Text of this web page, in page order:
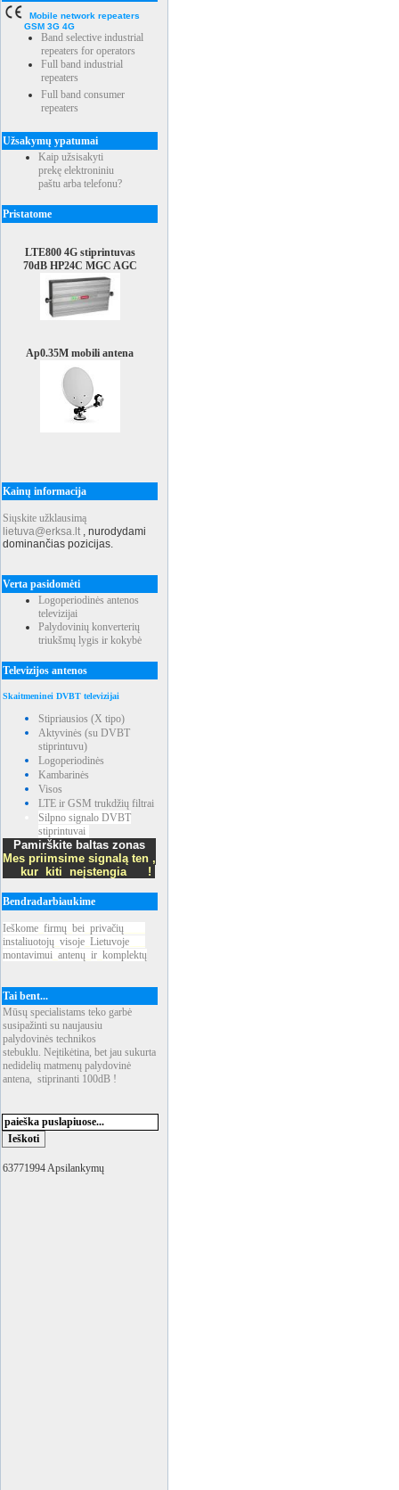
Mobile network repeaters
GSM 3G 4G
Band selective industrial
repeaters for operators
Full band industrial
repeaters
Full band consumer
repeaters
Užsakymų ypatumai
Kaip užsisakyti
prekę elektroniniu
paštu arba telefonu?
Pristatome
LTE800 4G stiprintuvas
70dB HP24C MGC AGC
Ap0.35M mobili antena
Kainų informacija
Siųskite užklausimą
lietuva@erksa.lt , nurodydami
dominančias pozicijas.
Verta pasidomėti
Logoperiodinės antenos
televizijai
Palydovinių konverterių
triukšmų lygis ir kokybė
Televizijos antenos
Skaitmeninei DVBT televizijai
Stipriausios (X tipo)
Aktyvinės (su DVBT
stiprintuvu)
Logoperiodinės
Kambarinės
Visos
LTE ir GSM trukdžių filtrai
Silpno signalo DVBT
stiprintuvai
Pamirškite baltas zonas
Mes priimsime signalą ten ,
kur kiti neįstengia !
Bendradarbiaukime
Ieškome firmų bei privačių
instaliuotojų visoje Lietuvoje
montavimui antenų ir komplektų
Tai bent...
Mūsų specialistams teko garbė
susipažinti su naujausiu
palydovinės technikos
stebuklu. Neįtikėtina, bet jau sukurta
nedidelių matmenų palydovinė
antena, stiprinanti 100dB !
63771994 Apsilankymų